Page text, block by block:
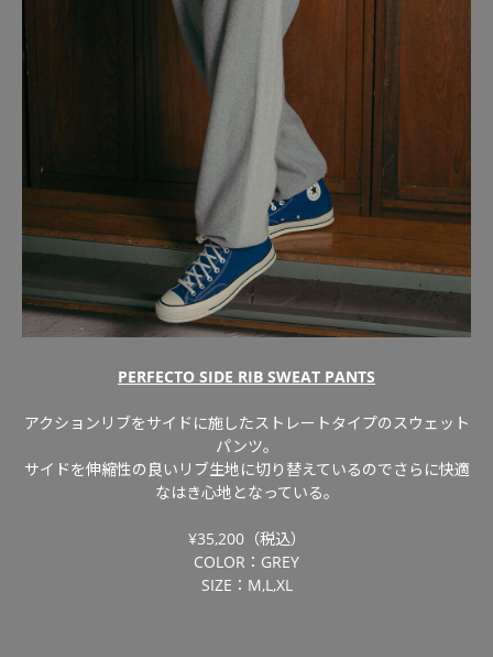
PERFECTO SIDE RIB SWEAT PANTS
アクションリブをサイドに施したストレートタイプのスウェット
パンツ。
サイドを伸縮性の良いリブ生地に切り替えているのでさらに快適
なはき心地となっている。
¥35,200（税込）
COLOR：GREY
SIZE：M,L,XL